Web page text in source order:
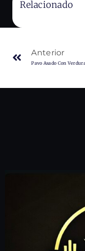
Relacionado
Anterior